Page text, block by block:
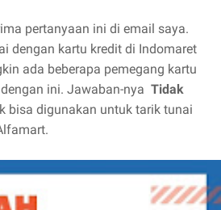
pertanyaan ini di email saya.
dengan kartu kredit di Indomaret
ada beberapa pemegang kartu
ini. Jawaban-nya Tidak
bisa digunakan untuk tarik tunai